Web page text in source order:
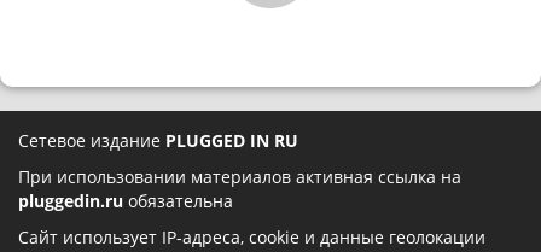
Сетевое издание PLUGGED IN RU
При использовании материалов активная ссылка на
pluggedin.ru обязательна
Сайт использует IP-адреса, cookie и данные геолокации